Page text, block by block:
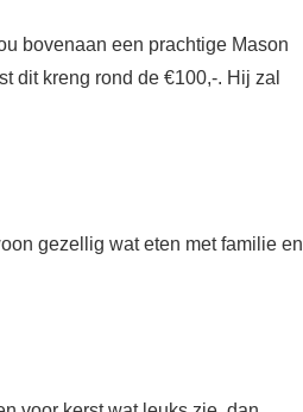
bovenaan een prachtige Mason
dit kreng rond de €100,-. Hij zal
gezellig wat eten met familie en